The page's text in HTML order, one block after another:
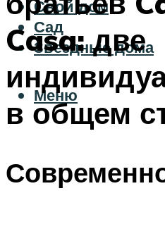
Свой дом
Сад
Звездные дома
Меню
Casa: две
в общем